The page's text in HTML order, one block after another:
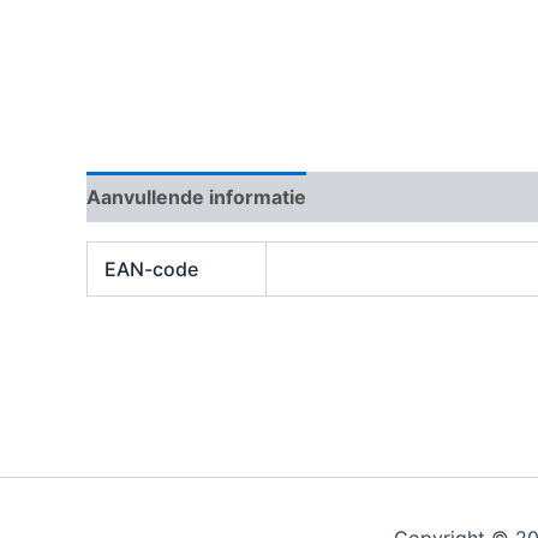
Aanvullende informatie
EAN-code